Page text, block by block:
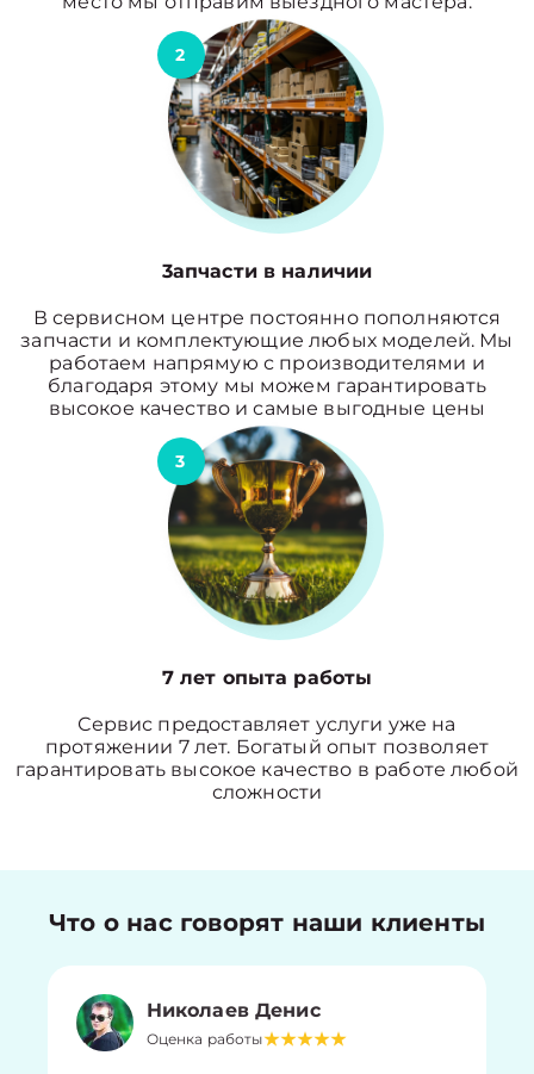
2
3апчасти в наличии
В сервисном центре постоянно пополняются
запчасти и комплектующие любых моделей. Мы
работаем напрямую с производителями и
благодаря этому мы можем гарантировать
высокое качество и самые выгодные цены
3
7 лет опыта работы
Сервис предоставляет услуги уже на
протяжении 7 лет. Богатый опыт позволяет
гарантировать высокое качество в работе любой
сложности
Что о нас говорят наши клиенты
Николаев Денис
Оценка работы